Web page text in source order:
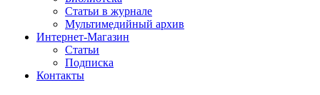
Статьи в журнале
Мультимедийный архив
Интернет-Магазин
Статьи
Подписка
Контакты